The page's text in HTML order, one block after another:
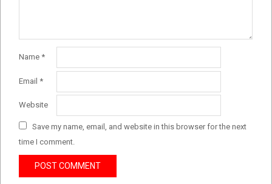
Name *
Email *
Website
Save my name, email, and website in this browser for the next
time I comment.